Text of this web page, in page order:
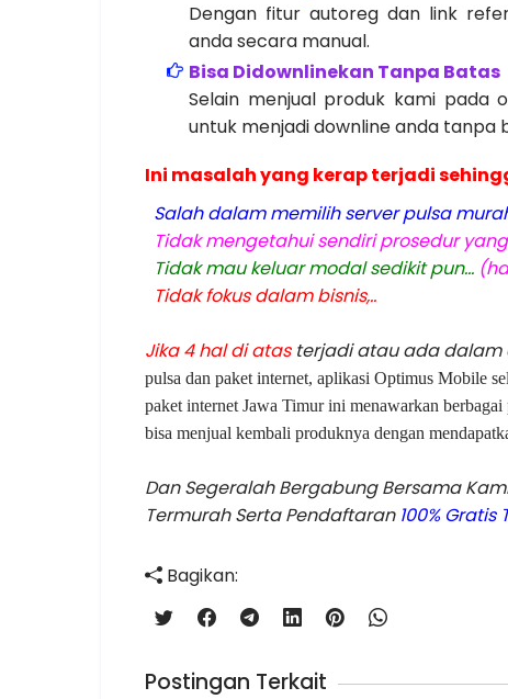
Dengan fitur autoreg dan link
anda secara manual.
Bisa Didownlinekan Tanpa Batas
Selain menjual produk kami pada
untuk menjadi downline anda tanpa
Ini masalah yang kerap terjadi
Salah dalam memilih server pulsa
Tidak mengetahui sendiri prosedur yang
Tidak mau keluar modal sedikit pun...
Tidak fokus dalam bisnis,..
Jika 4 hal di atas terjadi atau ada dalam
pulsa dan paket internet, aplikasi Optimus Mobile
paket internet Jawa Timur ini menawarkan
bisa menjual kembali produknya dengan
Dan Segeralah Bergabung Bersama
Termurah Serta Pendaftaran 100%
Bagikan:
Postingan Terkait